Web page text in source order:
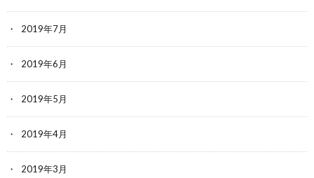
2019年7月
2019年6月
2019年5月
2019年4月
2019年3月